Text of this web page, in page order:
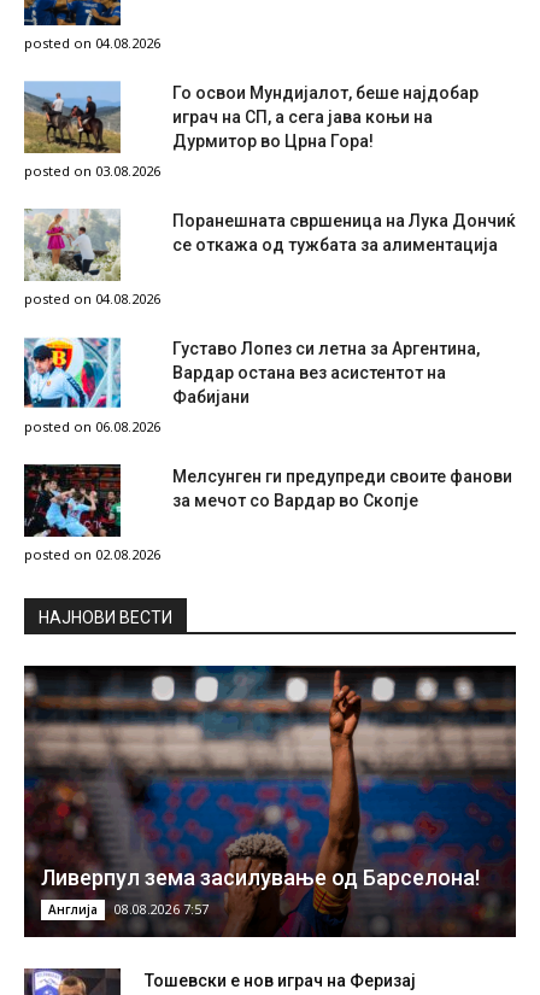
posted on 04.08.2026
Го освои Мундијалот, беше најдобар
играч на СП, а сега јава коњи на
Дурмитор во Црна Гора!
posted on 03.08.2026
Поранешната свршеница на Лука Дончиќ
се откажа од тужбата за алиментација
posted on 04.08.2026
Густаво Лопез си летна за Аргентина,
Вардар остана вез асистентот на
Фабијани
posted on 06.08.2026
Мелсунген ги предупреди своите фанови
за мечот со Вардар во Скопје
posted on 02.08.2026
НAЈНОВИ ВЕСТИ
Ливерпул зема засилување од Барселона!
Англија 08.08.2026 7:57
Тошевски е нов играч на Феризај